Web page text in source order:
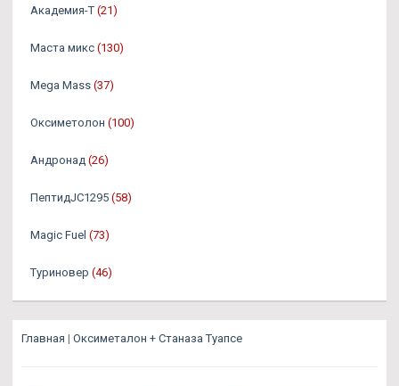
Академия-Т (21)
Маста микс (130)
Mega Mass (37)
Оксиметолон (100)
Андронад (26)
ПептидJC1295 (58)
Magic Fuel (73)
Туриновер (46)
Главная | Оксиметалон + Станаза Туапсе